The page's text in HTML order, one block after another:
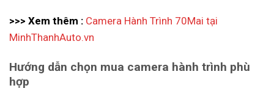
>>> Xem thêm : Camera Hành Trình 70Mai tại
MinhThanhAuto.vn
Hướng dẫn chọn mua camera hành trình phù
hợp